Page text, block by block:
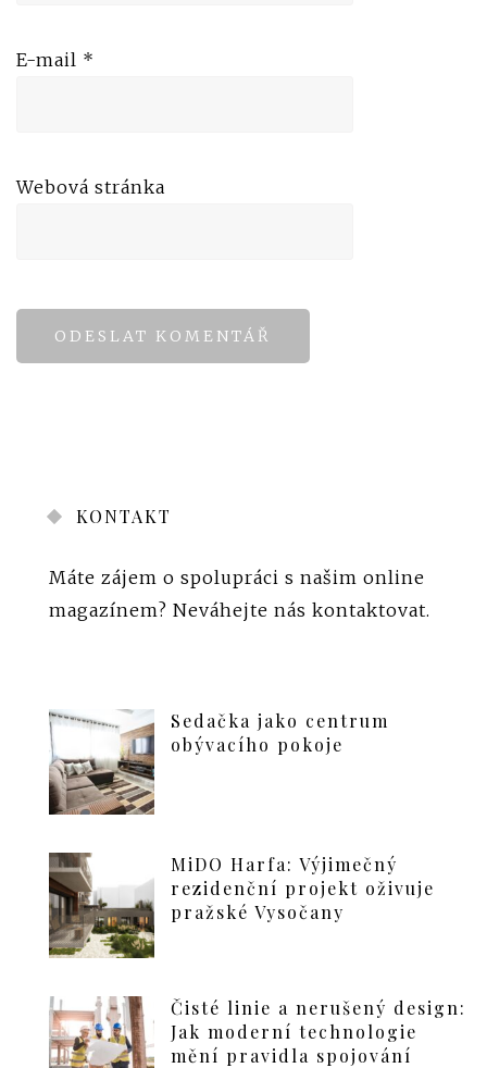
E-mail *
Webová stránka
KONTAKT
Máte zájem o spolupráci s našim online
magazínem? Neváhejte nás kontaktovat.
Sedačka jako centrum
obývacího pokoje
MiDO Harfa: Výjimečný
rezidenční projekt oživuje
pražské Vysočany
Čisté linie a nerušený design:
Jak moderní technologie
mění pravidla spojování